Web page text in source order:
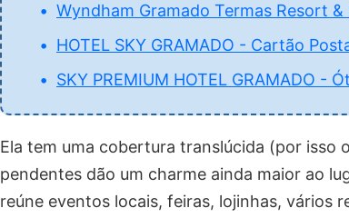
Wyndham Gramado Termas Resort &
HOTEL SKY GRAMADO - Cartão
SKY PREMIUM HOTEL GRAMADO -
Ela tem uma cobertura translúcida (por isso
pendentes dão um charme ainda maior ao
reúne eventos locais, feiras, lojinhas, vários